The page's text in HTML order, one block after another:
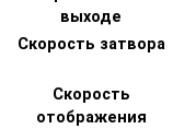
выходе
Скорость затвора
Скорость
отображения